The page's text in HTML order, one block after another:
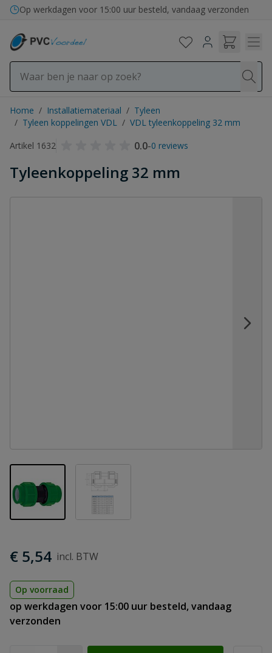
Ga naar de inhoud
Op werkdagen voor 15:00 uur besteld, vandaag verzonden
Home / Installatiemateriaal / Tyleen
/ Tyleen koppelingen VDL / VDL tyleenkoppeling 32 mm
Artikel 1632
0.0-0 reviews
Tyleenkoppeling 32 mm
View larger imageView larger image
€ 5,54
Op voorraad
op werkdagen voor 15:00 uur besteld, vandaag
verzonden